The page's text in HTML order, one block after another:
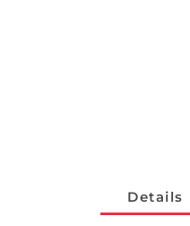
Details